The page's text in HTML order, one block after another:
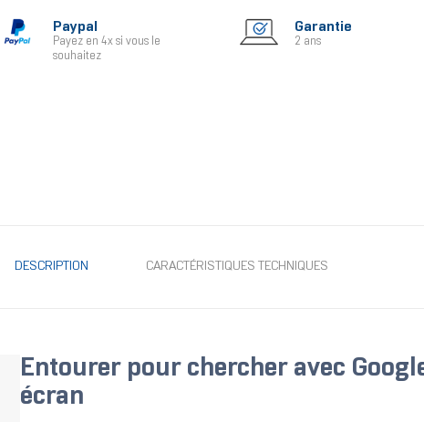
Paypal
Payez en 4x si vous le
souhaitez
Garantie
2 ans
DESCRIPTION CARACTÉRISTIQUES TECHNIQUES
Entourer pour chercher avec
écran